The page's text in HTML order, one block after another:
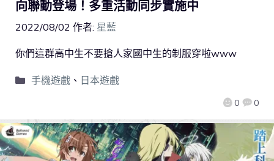
向聯動登場！多重活動同步實施中
2022/08/02 作者: 星藍
0 0
你們這群高中生不要搶人家國中生的制服穿啦www
手機遊戲、 日本遊戲